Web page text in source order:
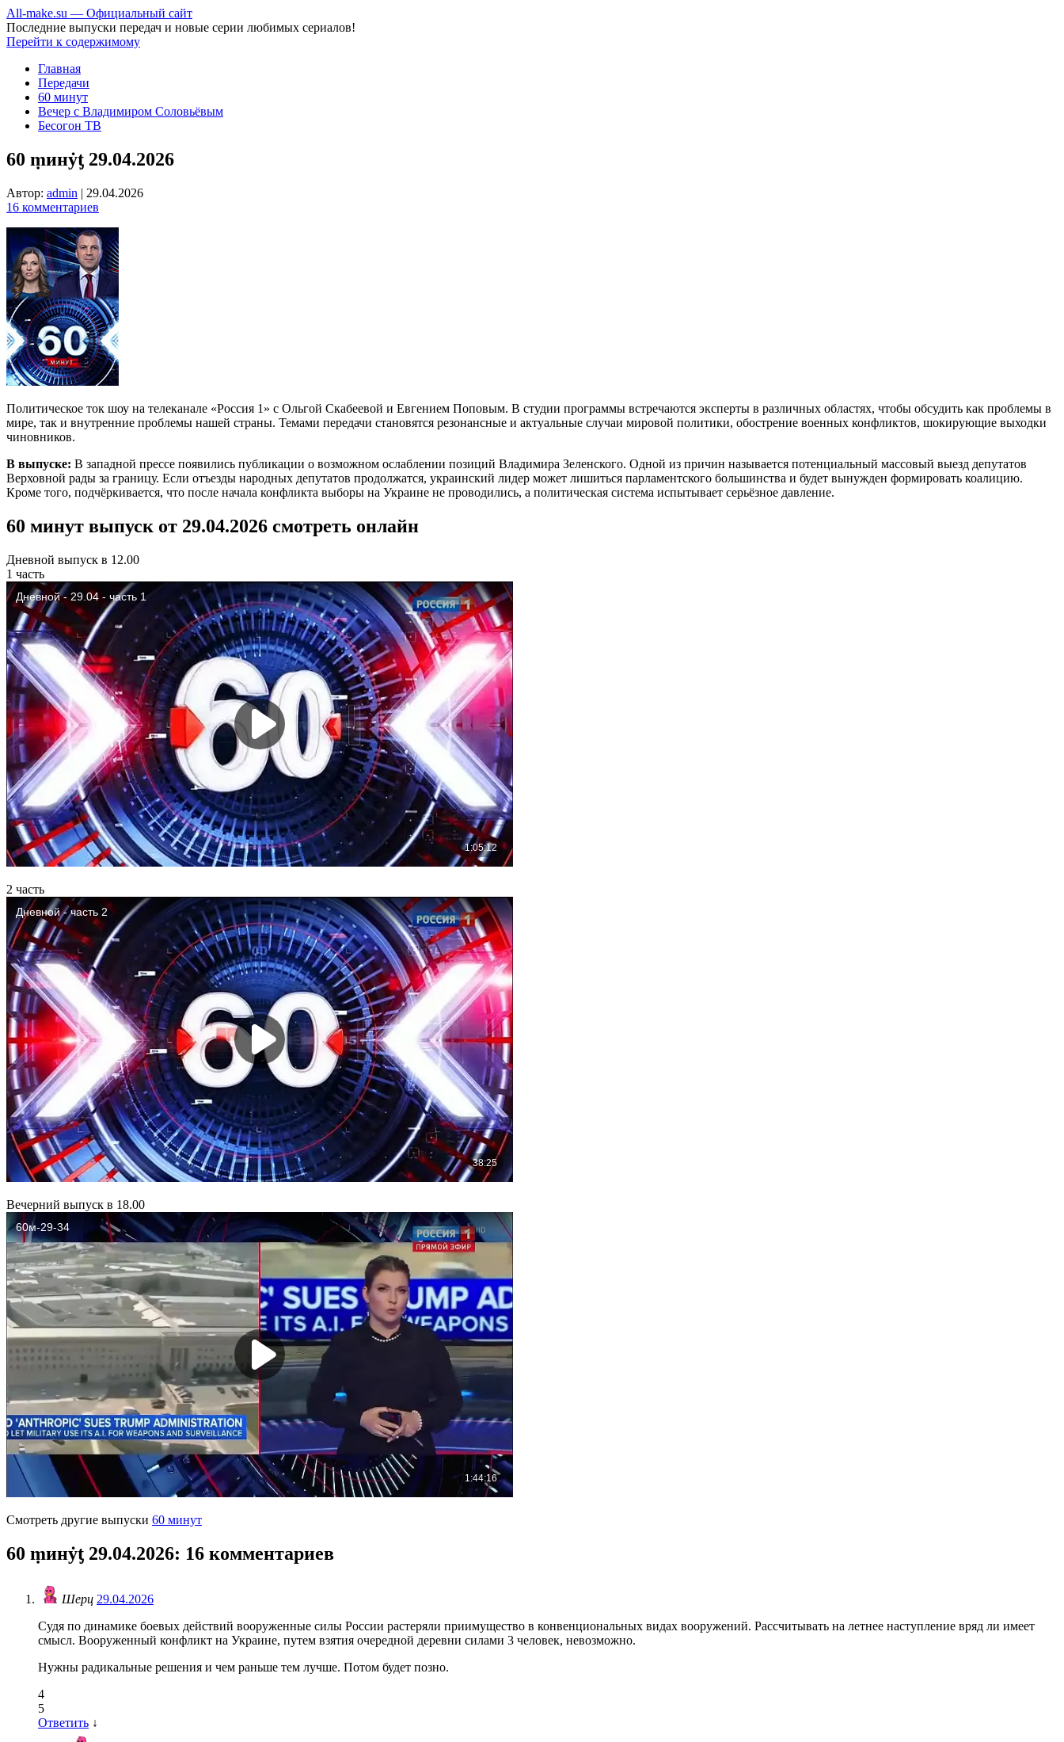
All-make.su — Официальный сайт
Последние выпуски передач и новые серии любимых сериалов!
Перейти к содержимому
Главная
Передачи
60 минут
Вечер с Владимиром Соловьёвым
Бесогон ТВ
60 ṃинẏƫ 29.04.2026
Автор: admin | 29.04.2026
16 комментариев
Политическое ток шоу на телеканале «Россия 1» с Ольгой Скабеевой и Евгением Поповым. В студии программы встречаются эксперты в различных областях, чтобы обсудить как проблемы в
мире, так и внутренние проблемы нашей страны. Темами передачи становятся резонансные и актуальные случаи мировой политики, обострение военных конфликтов, шокирующие выходки
чиновников.
В выпуске: В западной прессе появились публикации о возможном ослаблении позиций Владимира Зеленского. Одной из причин называется потенциальный массовый выезд депутатов
Верховной рады за границу. Если отъезды народных депутатов продолжатся, украинский лидер может лишиться парламентского большинства и будет вынужден формировать коалицию.
Кроме того, подчёркивается, что после начала конфликта выборы на Украине не проводились, а политическая система испытывает серьёзное давление.
60 минут выпуск от 29.04.2026 смотреть онлайн
Дневной выпуск в 12.00
1 часть
2 часть
Вечерний выпуск в 18.00
Смотреть другие выпуски 60 минут
60 ṃинẏƫ 29.04.2026: 16 комментариев
Шерц 29.04.2026
Судя по динамике боевых действий вооруженные силы России растеряли приимущество в конвенциональных видах вооружений. Рассчитывать на летнее наступление вряд ли имеет
смысл. Вооруженный конфликт на Украине, путем взятия очередной деревни силами 3 человек, невозможно.
Нужны радикальные решения и чем раньше тем лучше. Потом будет позно.
4
5
Ответить ↓